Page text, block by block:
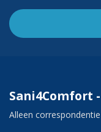
Sani4Comfort
Alleen